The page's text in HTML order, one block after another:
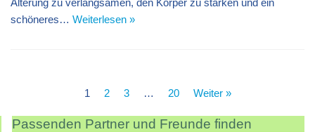
Alterung zu verlangsamen, den Körper zu stärken und ein
schöneres… Weiterlesen »
1 2 3 … 20 Weiter »
Passenden Partner und Freunde finden